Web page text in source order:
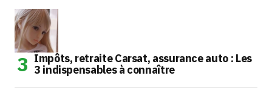
Impôts, retraite Carsat, assurance auto : Les
3 indispensables à connaître